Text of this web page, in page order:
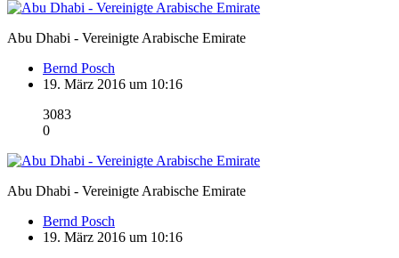
Abu Dhabi - Vereinigte Arabische Emirate
Bernd Posch
19. März 2016 um 10:16
3083
0
Abu Dhabi - Vereinigte Arabische Emirate
Bernd Posch
19. März 2016 um 10:16